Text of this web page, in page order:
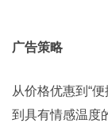
广告策略
从价格优惠到“
到具有情感温度